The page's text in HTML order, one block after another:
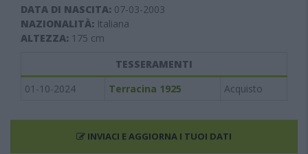
DATA DI NASCITA: 07-03-2003
NAZIONALITÀ: Italiana
ALTEZZA: 175 cm
TESSERAMENTI
01-10-2024
Terracina 1925 Acquisto
INVIACI E AGGIORNA I TUOI DATI